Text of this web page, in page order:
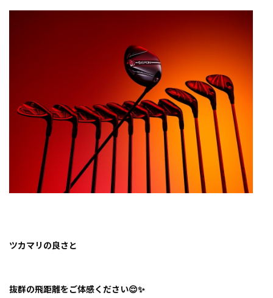
ツカマリの良さと
抜群の飛距離をご体感ください😌✨